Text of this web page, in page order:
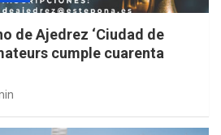
de Ajedrez ‘Ciudad de
cumple cuarenta